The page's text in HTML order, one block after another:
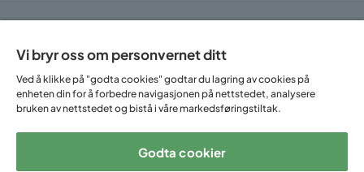
Vi bryr oss om personvernet ditt
Ved å klikke på "godta cookies" godtar du lagring av cookies på
enheten din for å forbedre navigasjonen på nettstedet, analysere
bruken av nettstedet og bistå i våre markedsføringstiltak.
Godta cookier